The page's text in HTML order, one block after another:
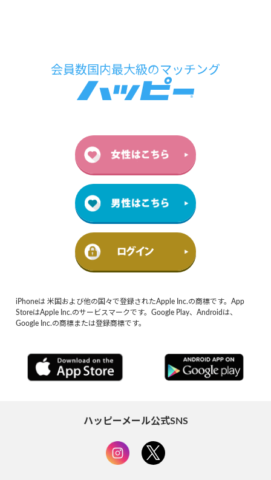
iPhoneは 米国および他の国々で登録されたApple Inc.の商標です。App
StoreはApple Inc.のサービスマークです。Google Play、Androidは、
Google Inc.の商標または登録商標です。
ハッピーメール公式SNS